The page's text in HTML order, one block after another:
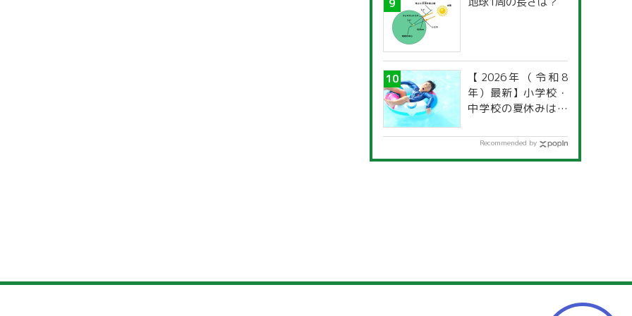
【2026年（令和8
年）最新】小学校・
中学校の夏休みはい
道府県別「夏季休暇
Recommended by